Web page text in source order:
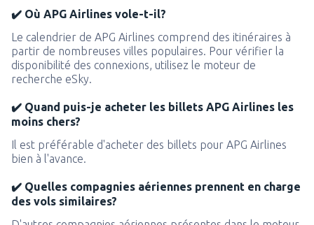
✔️ Où APG Airlines vole-t-il?
Le calendrier de APG Airlines comprend des itinéraires à
partir de nombreuses villes populaires. Pour vérifier la
disponibilité des connexions, utilisez le moteur de
recherche eSky.
✔️ Quand puis-je acheter les billets APG Airlines les
moins chers?
Il est préférable d'acheter des billets pour APG Airlines
bien à l'avance.
✔️ Quelles compagnies aériennes prennent en charge
des vols similaires?